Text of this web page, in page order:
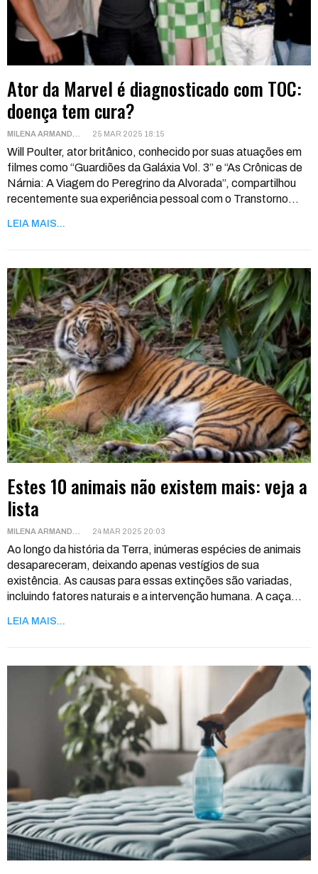
Ator da Marvel é diagnosticado com TOC:
doença tem cura?
25 MAR 2025 18:15
Will Poulter, ator britânico, conhecido por suas atuações em
filmes como “Guardiões da Galáxia Vol. 3” e “As Crônicas de
Nárnia: A Viagem do Peregrino da Alvorada”, compartilhou
recentemente sua experiência pessoal com o Transtorno…
LEIA MAIS...
Estes 10 animais não existem mais: veja a
lista
24 MAR 2025 20:03
Ao longo da história da Terra, inúmeras espécies de animais
desapareceram, deixando apenas vestígios de sua
existência. As causas para essas extinções são variadas,
incluindo fatores naturais e a intervenção humana. A caça…
LEIA MAIS...